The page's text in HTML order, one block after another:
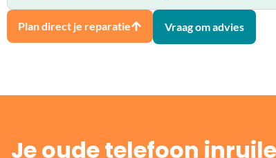
Plan direct je reparatie Vraag om advies
Je oude telefoon